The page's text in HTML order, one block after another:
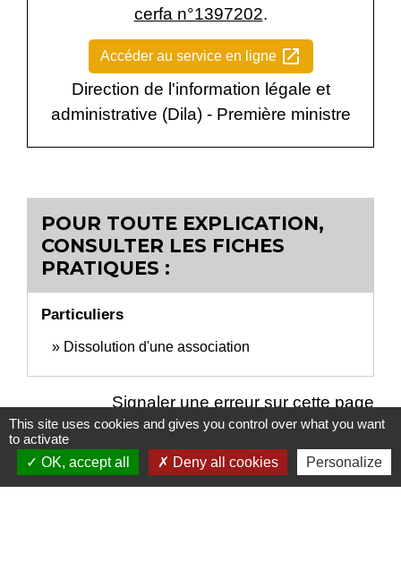
cerfa n°1397202.
Accéder au service en ligne open_in_new
Direction de l'information légale et
administrative (Dila) - Première ministre
POUR TOUTE EXPLICATION,
CONSULTER LES FICHES
PRATIQUES :
Particuliers
Dissolution d'une association
Signaler une erreur sur cette page
This site uses cookies and gives you control over what you want
to activate
OK, accept all
Deny all cookies Personalize